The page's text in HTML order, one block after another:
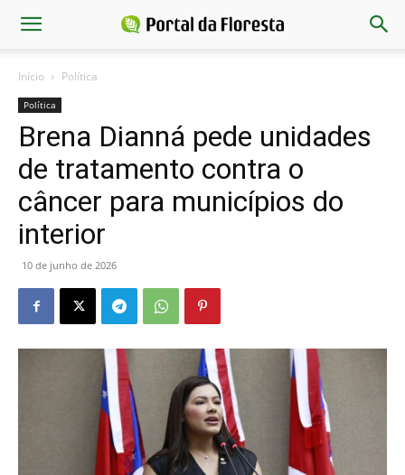
Início Política
Política
Brena Dianná pede unidades
de tratamento contra o
câncer para municípios do
interior
10 de junho de 2026